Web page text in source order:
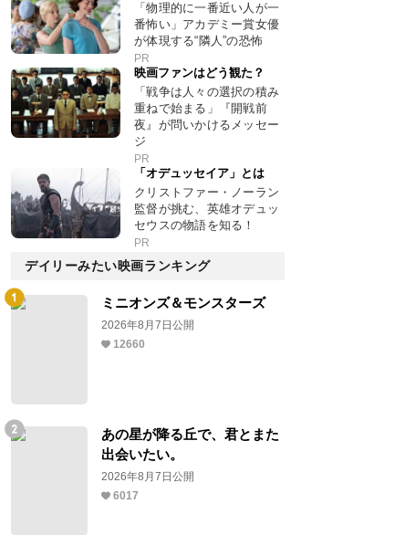
「物理的に一番近い人が一
番怖い」アカデミー賞女優
が体現する“隣人”の恐怖
PR
映画ファンはどう観た？
「戦争は人々の選択の積み
重ねで始まる」『開戦前
夜』が問いかけるメッセー
ジ
PR
「オデュッセイア」とは
クリストファー・ノーラン
監督が挑む、英雄オデュッ
セウスの物語を知る！
PR
デイリーみたい映画ランキング
ミニオンズ＆モンスターズ
2026年8月7日公開
12660
あの星が降る丘で、君とまた
出会いたい。
2026年8月7日公開
6017